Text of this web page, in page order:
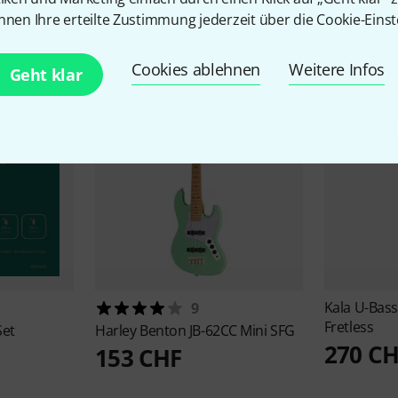
Ihre erteilte Zustimmung jederzeit über die Cookie-
Geht klar Cookies ablehnen Weitere Infos
& passende
9
Harley Benton JB-62CC Mini SFG
153 CHF
Kala U-
Fretless
270